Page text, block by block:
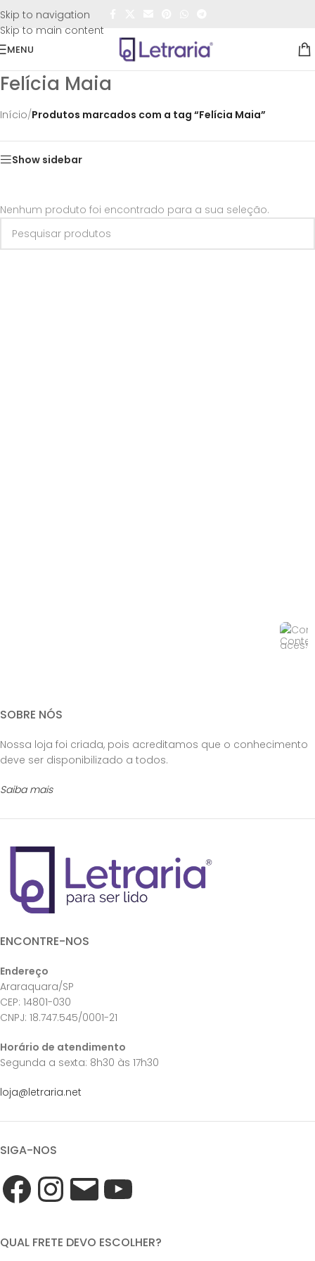
Skip to navigation
Skip to main content
FRETE GRÁTIS
MENU
Felícia Maia
Início/Produtos marcados com a tag “Felícia Maia”
Show sidebar
Nenhum produto foi encontrado para a sua seleção.
SOBRE NÓS
Nossa loja foi criada, pois acreditamos que o conhecimento
deve ser disponibilizado a todos.
Saiba mais
ENCONTRE-NOS
Endereço
Araraquara/SP
CEP: 14801-030
CNPJ: 18.747.545/0001-21
Horário de atendimento
Segunda a sexta: 8h30 às 17h30
loja@letraria.net
SIGA-NOS
QUAL FRETE DEVO ESCOLHER?